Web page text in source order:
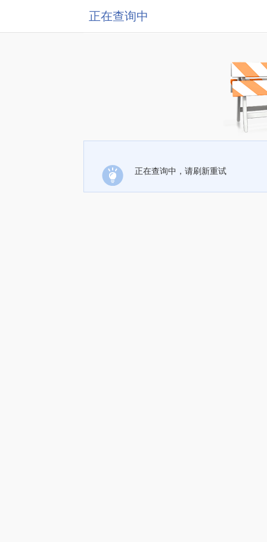
正在查询中
正在查询中，请刷新重试